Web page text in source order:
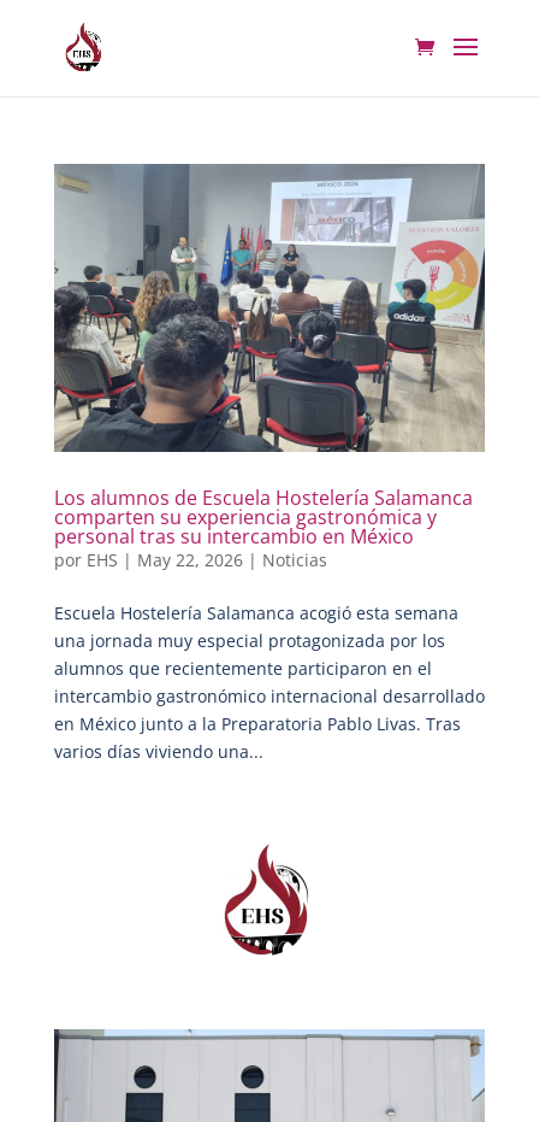
Los alumnos de Escuela Hostelería Salamanca
comparten su experiencia gastronómica y
personal tras su intercambio en México
por EHS | May 22, 2026| Noticias
Escuela Hostelería Salamanca acogió esta semana
una jornada muy especial protagonizada por los
alumnos que recientemente participaron en el
intercambio gastronómico internacional desarrollado
en México junto a la Preparatoria Pablo Livas. Tras
varios días viviendo una...